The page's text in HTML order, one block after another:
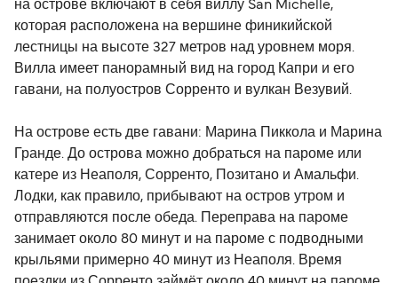
на острове включают в себя виллу San Michelle,
которая расположена на вершине финикийской
лестницы на высоте 327 метров над уровнем моря.
Вилла имеет панорамный вид на город Капри и его
гавани, на полуостров Сорренто и вулкан Везувий.
На острове есть две гавани: Марина Пиккола и Марина
Гранде. До острова можно добраться на пароме или
катере из Неаполя, Сорренто, Позитано и Амальфи.
Лодки, как правило, прибывают на остров утром и
отправляются после обеда. Переправа на пароме
занимает около 80 минут и на пароме с подводными
крыльями примерно 40 минут из Неаполя. Время